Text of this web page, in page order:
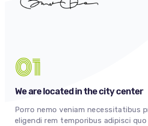
01
We are located in the city center
Porro nemo veniam necessitatibus
eligendi rem temporibus adipisci